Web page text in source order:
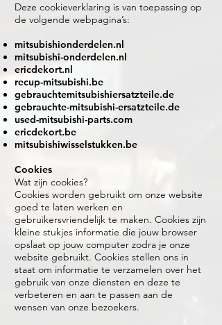
Deze cookieverklaring is van toepassing op
de volgende webpagina’s:
mitsubishionderdelen.nl
mitsubishi-onderdelen.nl
ericdekort.nl
recup-mitsubishi.be
gebrauchtemitsubishiersatzteile.de
gebrauchte-mitsubishi-ersatzteile.de
used-mitsubishi-parts.com
ericdekort.be
mitsubishiwisselstukken.be
Cookies
Wat zijn cookies?
Cookies worden gebruikt om onze website
goed te laten werken en
gebruikersvriendelijk te maken. Cookies zijn
kleine stukjes informatie die jouw browser
opslaat op jouw computer zodra je onze
website gebruikt. Cookies stellen ons in
staat om informatie te verzamelen over het
gebruik van onze diensten en deze te
verbeteren en aan te passen aan de
wensen van onze bezoekers.